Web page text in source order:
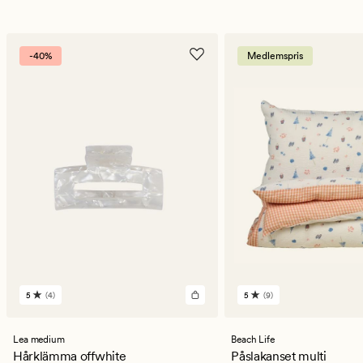
-40%
4
ett
genomsnittligt
5 (4)
Lea medium
Hårklämma offwhite
Medlemspris
9
ett
genomsnittligt
5 (9)
Beach Life
Påslakanset multi